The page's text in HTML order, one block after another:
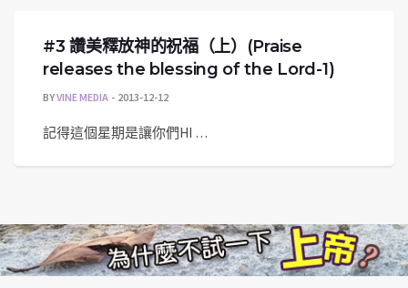
#3 讚美釋放神的祝福（上）(Praise
releases the blessing of the Lord-1)
BYVINE MEDIA 2013-12-12
記得這個星期是讓你們HI …